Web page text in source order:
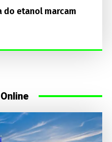
do etanol marcam